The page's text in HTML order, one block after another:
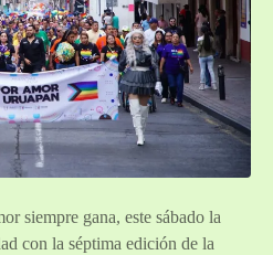
siempre gana, este sábado la
con la séptima edición de la